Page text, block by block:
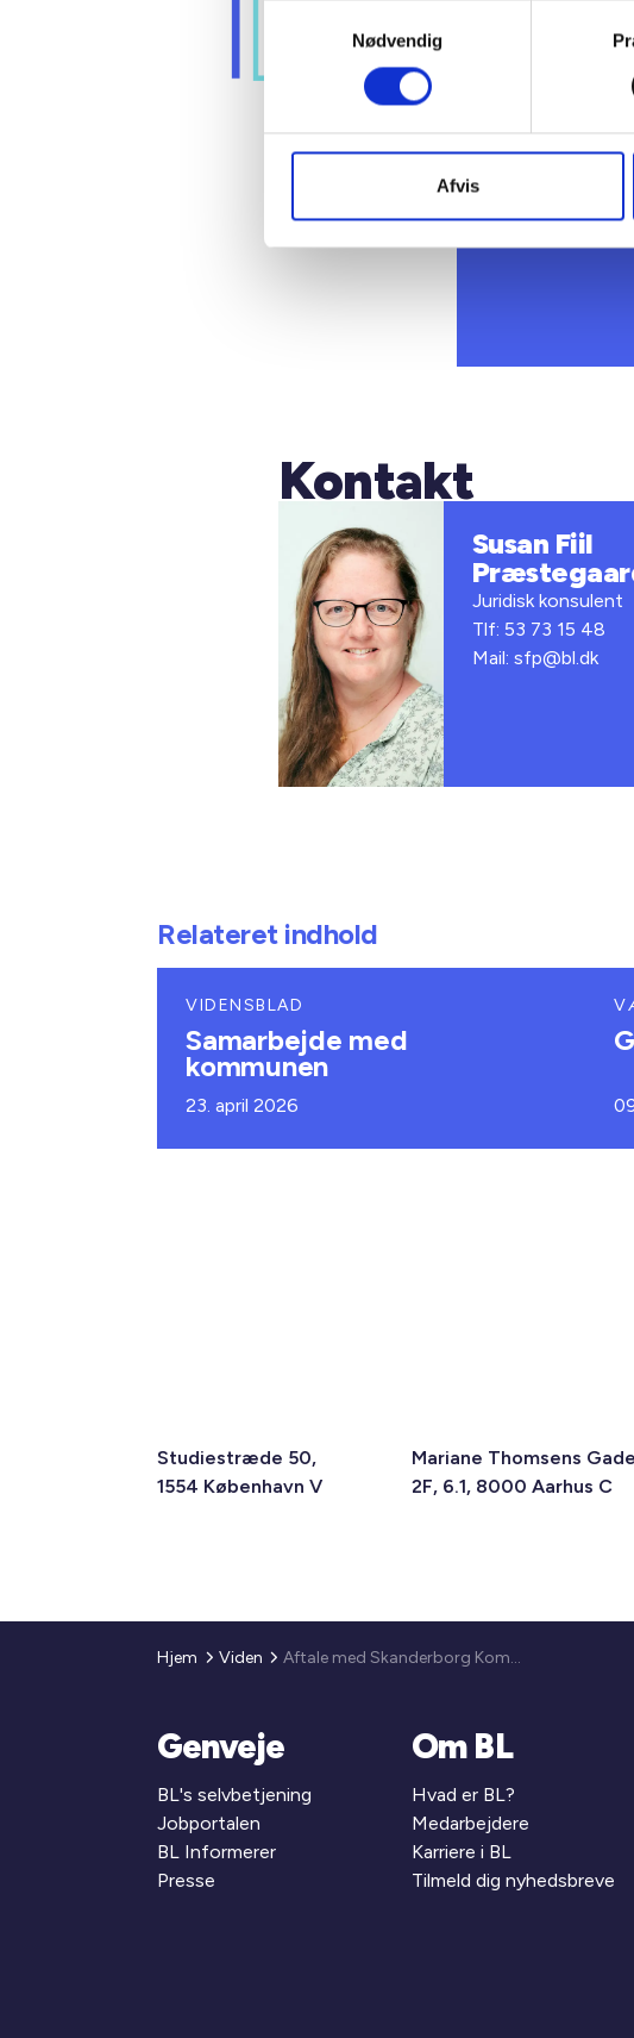
Nødvendig
Afvis
Kontakt
Susan Fiil
Juridisk konsulent
Tlf: 53 73 15 48
Mail: sfp@bl.dk
Relateret indhold
VIDENSBLAD
Samarbejde med
kommunen
23. april 2026
Studiestræde 50,
1554 København V
Mariane Thomsens Gade
2F, 6.1, 8000 Aarhus C
Hjem Viden Aftale med Skanderborg Kommune
Genveje
BL's selvbetjening
Jobportalen
BL Informerer
Presse
Om BL
Hvad er BL?
Medarbejdere
Karriere i BL
Tilmeld dig nyhedsbreve